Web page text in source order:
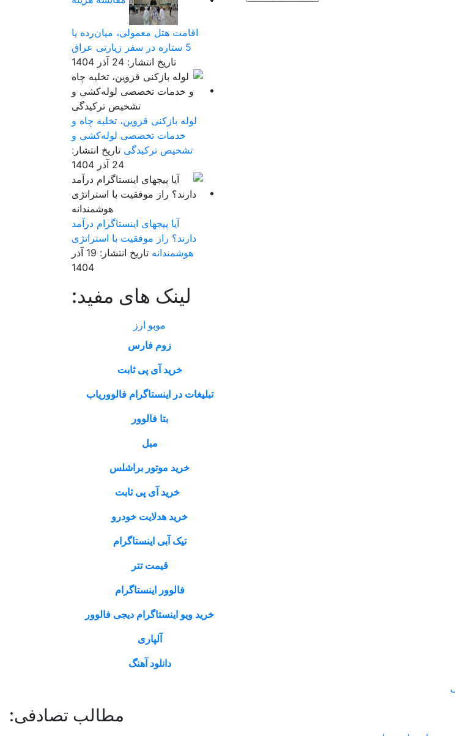
اقامت هتل معمولی، میان‌رده یا
5 ستاره در سفر زیارتی عراق
تاریخ انتشار: 24 آذر 1404
لوله بازکنی قزوین، تخلیه چاه و
خدمات تخصصی لوله‌کشی و
تشخیص ترکیدگی تاریخ انتشار:
24 آذر 1404
آیا پیجهای اینستاگرام درآمد
دارند؟ راز موفقیت با استراتژی
هوشمندانه
تاریخ انتشار: 19 آذر
1404
لینک های مفید:
موبو ارز
زوم فارس
خرید آی پی ثابت
تبلیغات در اینستاگرام فالووریاب
بتا فالوور
مبل
خرید موتور براشلس
خرید آی پی ثابت
خرید هدلایت خودرو
تیک آبی اینستاگرام
قیمت تتر
فالوور اینستاگرام
خرید ویو اینستاگرام دیجی فالوور
آلپاری
دانلود آهنگ
مطالب تصادفی: